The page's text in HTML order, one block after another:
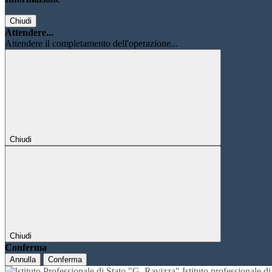
Chiudi
Attendere...
Attendere il completamento dell'operazione...
Chiudi
Chiudi
Conferma
Annulla Conferma